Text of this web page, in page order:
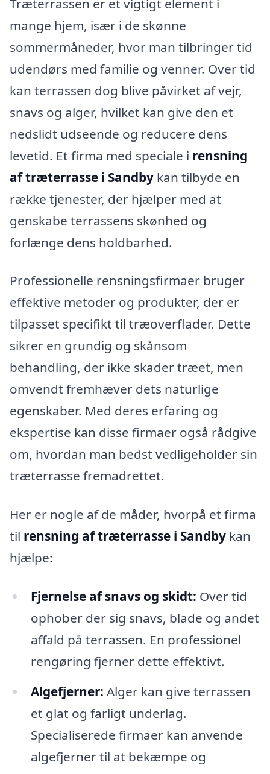
Træterrassen er et vigtigt element i
mange hjem, især i de skønne
sommermåneder, hvor man tilbringer tid
udendørs med familie og venner. Over tid
kan terrassen dog blive påvirket af vejr,
snavs og alger, hvilket kan give den et
nedslidt udseende og reducere dens
levetid. Et firma med speciale i rensning
af træterrasse i Sandby kan tilbyde en
række tjenester, der hjælper med at
genskabe terrassens skønhed og
forlænge dens holdbarhed.
Professionelle rensningsfirmaer bruger
effektive metoder og produkter, der er
tilpasset specifikt til træoverflader. Dette
sikrer en grundig og skånsom
behandling, der ikke skader træet, men
omvendt fremhæver dets naturlige
egenskaber. Med deres erfaring og
ekspertise kan disse firmaer også rådgive
om, hvordan man bedst vedligeholder sin
træterrasse fremadrettet.
Her er nogle af de måder, hvorpå et firma
til rensning af træterrasse i Sandby kan
hjælpe:
Fjernelse af snavs og skidt: Over tid
ophober der sig snavs, blade og andet
affald på terrassen. En professionel
rengøring fjerner dette effektivt.
Algefjerner: Alger kan give terrassen
et glat og farligt underlag.
Specialiserede firmaer kan anvende
algefjerner til at bekæmpe og